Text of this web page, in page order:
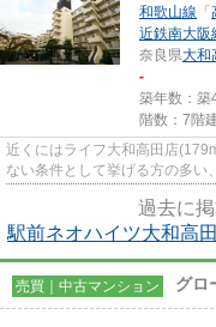
和歌山線 「
近鉄南大阪
奈良県大和
-
築年数：築
階数：7階
近くにはライフ大和高田店
ない条件として挙げる方の多い
過去に
駅前ネオハイツ大和高
売買｜中古マンション グロ